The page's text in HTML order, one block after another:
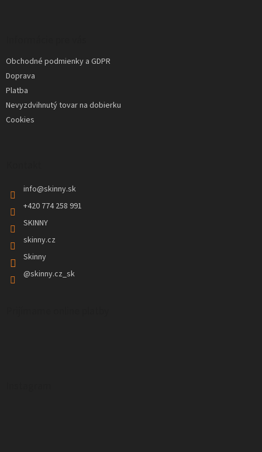
Obchodné podmienky a GDPR
Doprava
Platba
Nevyzdvihnutý tovar na dobierku
Cookies
info@skinny.sk
+420 774 258 991
SKINNY
skinny.cz
Skinny
@skinny.cz_sk